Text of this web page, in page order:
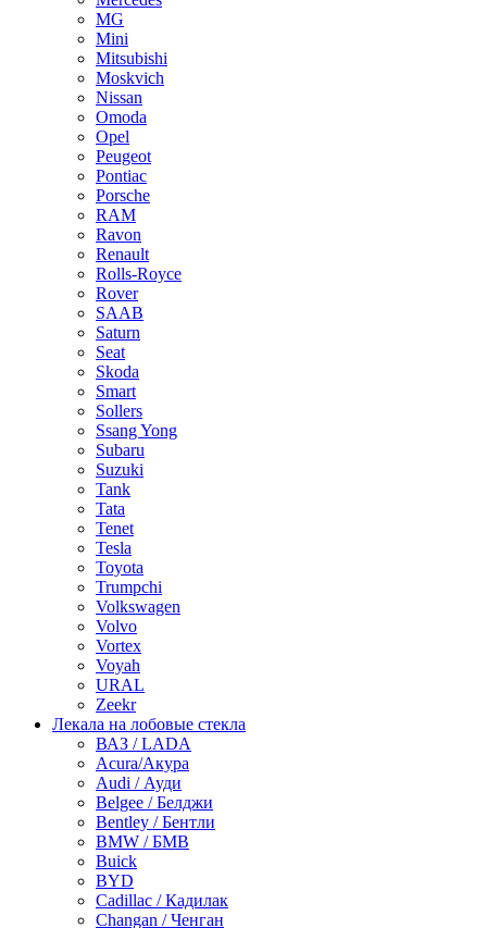
MG
Mini
Mitsubishi
Moskvich
Nissan
Omoda
Opel
Peugeot
Pontiac
Porsche
RAM
Ravon
Renault
Rolls-Royce
Rover
SAAB
Saturn
Seat
Skoda
Smart
Sollers
Ssang Yong
Subaru
Suzuki
Tank
Tata
Tenet
Tesla
Toyota
Trumpchi
Volkswagen
Volvo
Vortex
Voyah
URAL
Zeekr
Лекала на лобовые стекла
ВАЗ / LADA
Acura/Акура
Audi / Ауди
Belgee / Белджи
Bentley / Бентли
BMW / БМВ
Buick
BYD
Cadillac / Кадилак
Changan / Ченган